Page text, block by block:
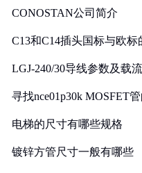
CONOSTAN公司简介
C13和C14插头国标与欧
LGJ-240/30导线参数及载
寻找nce01p30k MOSFET
电梯的尺寸有哪些规格
镀锌方管尺寸一般有哪些